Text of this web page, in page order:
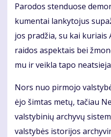
Pa­ro­dos sten­duo­se
ku­men­tai lan­ky­to­jus
jos pra­džia, su kai
rai­dos as­pek­tais bei
mu ir veik­la ta­po
Nors nuo pir­mo­jo
ėjo šim­tas me­tų, ta­čiau
vals­ty­bi­nių ar­chy­vų
vals­ty­bės is­to­ri­jos